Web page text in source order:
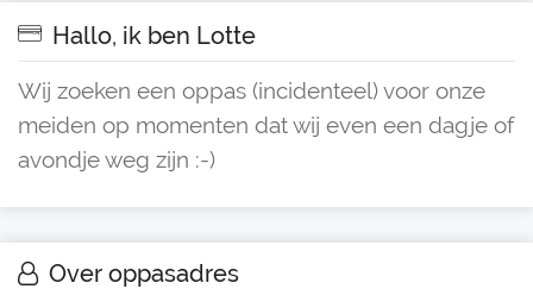
Hallo, ik ben Lotte
Wij zoeken een oppas (incidenteel) voor onze
meiden op momenten dat wij even een dagje of
avondje weg zijn :-)
Over oppasadres